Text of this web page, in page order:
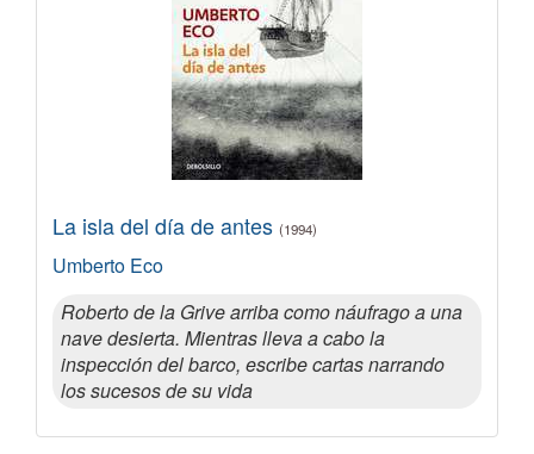
La isla del día de antes (1994)
Umberto Eco
Roberto de la Grive arriba como náufrago a una
nave desierta. Mientras lleva a cabo la
inspección del barco, escribe cartas narrando
los sucesos de su vida